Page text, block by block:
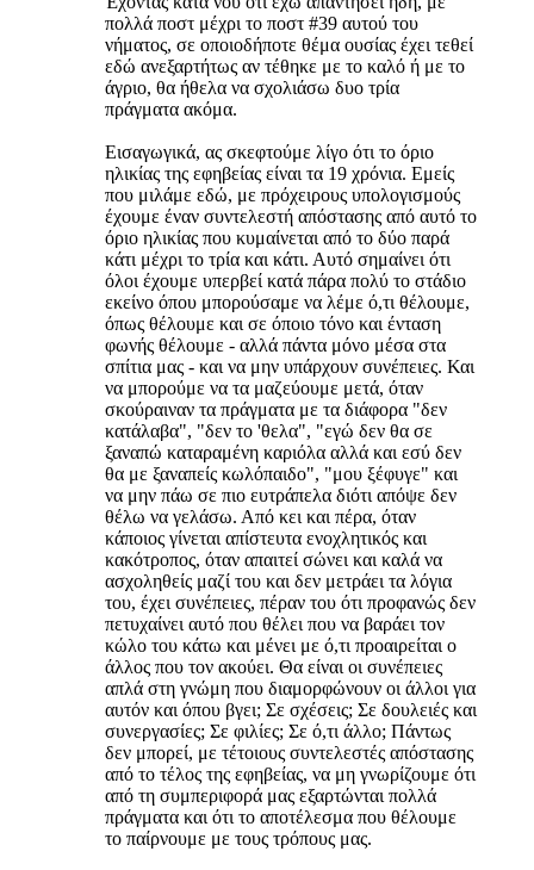
πολλά ποστ μέχρι το ποστ #39 αυτού του
νήματος, σε οποιοδήποτε θέμα ουσίας έχει τεθεί
εδώ ανεξαρτήτως αν τέθηκε με το καλό ή με το
άγριο, θα ήθελα να σχολιάσω δυο τρία
πράγματα ακόμα.
Εισαγωγικά, ας σκεφτούμε λίγο ότι το όριο
ηλικίας της εφηβείας είναι τα 19 χρόνια. Εμείς
που μιλάμε εδώ, με πρόχειρους υπολογισμούς
έχουμε έναν συντελεστή απόστασης από αυτό το
όριο ηλικίας που κυμαίνεται από το δύο παρά
κάτι μέχρι το τρία και κάτι. Αυτό σημαίνει ότι
όλοι έχουμε υπερβεί κατά πάρα πολύ το στάδιο
εκείνο όπου μπορούσαμε να λέμε ό,τι θέλουμε,
όπως θέλουμε και σε όποιο τόνο και ένταση
φωνής θέλουμε - αλλά πάντα μόνο μέσα στα
σπίτια μας - και να μην υπάρχουν συνέπειες. Και
να μπορούμε να τα μαζεύουμε μετά, όταν
σκούραιναν τα πράγματα με τα διάφορα "δεν
κατάλαβα", "δεν το 'θελα", "εγώ δεν θα σε
ξαναπώ καταραμένη καριόλα αλλά και εσύ δεν
θα με ξαναπείς κωλόπαιδο", "μου ξέφυγε" και
να μην πάω σε πιο ευτράπελα διότι απόψε δεν
θέλω να γελάσω. Από κει και πέρα, όταν
κάποιος γίνεται απίστευτα ενοχλητικός και
κακότροπος, όταν απαιτεί σώνει και καλά να
ασχοληθείς μαζί του και δεν μετράει τα λόγια
του, έχει συνέπειες, πέραν του ότι προφανώς δεν
πετυχαίνει αυτό που θέλει που να βαράει τον
κώλο του κάτω και μένει με ό,τι προαιρείται ο
άλλος που τον ακούει. Θα είναι οι συνέπειες
απλά στη γνώμη που διαμορφώνουν οι άλλοι για
αυτόν και όπου βγει; Σε σχέσεις; Σε δουλειές και
συνεργασίες; Σε φιλίες; Σε ό,τι άλλο; Πάντως
δεν μπορεί, με τέτοιους συντελεστές απόστασης
από το τέλος της εφηβείας, να μη γνωρίζουμε ότι
από τη συμπεριφορά μας εξαρτώνται πολλά
πράγματα και ότι το αποτέλεσμα που θέλουμε
το παίρνουμε με τους τρόπους μας.